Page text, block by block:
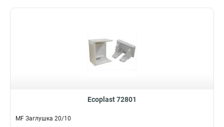
Ecoplast 72801
MF Заглушка 20/10